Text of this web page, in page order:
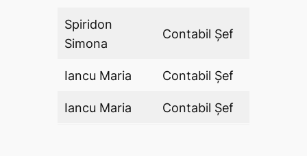
Spiridon
Simona
Contabil Şef
Iancu Maria Contabil Şef
Iancu Maria Contabil Şef